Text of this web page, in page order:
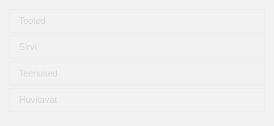
Tooted
Sirvi
Teenused
Huvitavat